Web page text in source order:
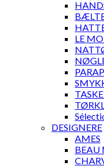
LE
DESIGNERE
AMES
BEAU